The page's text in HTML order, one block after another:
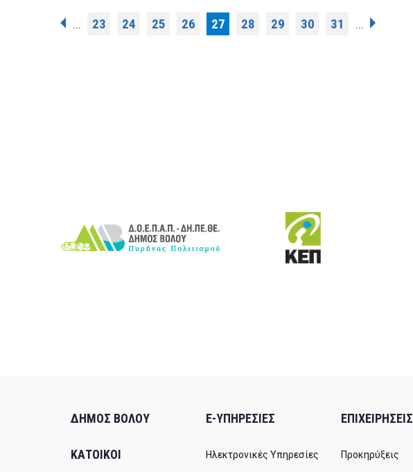
Σελίδες
… 23 24 25 26 27 28 29 30 31 …
ΔΗΜΟΣ ΒΟΛΟΥ
ΚΑΤΟΙΚΟΙ
E-ΥΠΗΡΕΣΙΕΣ
Ηλεκτρονικές Υπηρεσίες
ΕΠΙΧΕΙΡΗΣΕΙΣ
Προκηρύξεις